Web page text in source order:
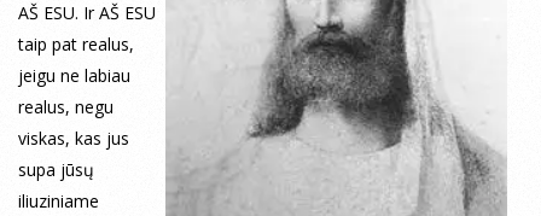
AŠ ESU. Ir AŠ ESU
taip pat realus,
jeigu ne labiau
realus, negu
viskas, kas jus
supa jūsų
iliuziniame